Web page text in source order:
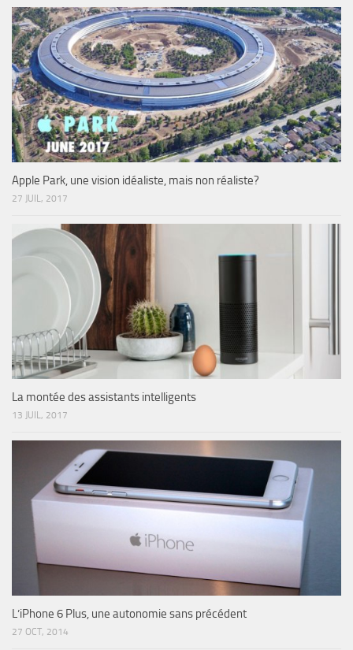
Apple Park, une vision idéaliste, mais non réaliste?
27 JUIL, 2017
La montée des assistants intelligents
13 JUIL, 2017
L’iPhone 6 Plus, une autonomie sans précédent
27 OCT, 2014